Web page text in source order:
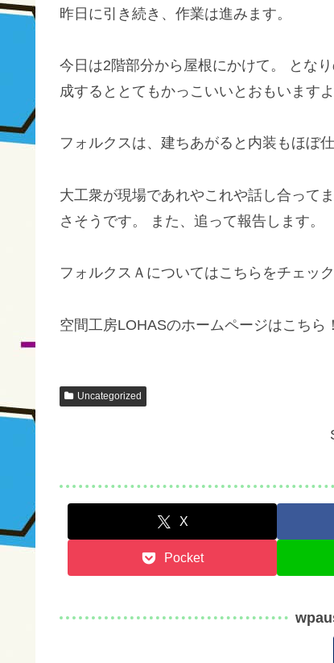
昨日に引き続き、作業は進みます。
今日は2階部分から屋根にかけて。 とな
成するととてもかっこいいとおもいますよ
フォルクスは、建ちあがると内装もほぼ
大工衆が現場であれやこれや話し合って
さそうです。 また、追って報告します。
フォルクスＡについてはこちらをチェック
空間工房LOHASのホームページはこちら
Uncategorized
X
Pocket